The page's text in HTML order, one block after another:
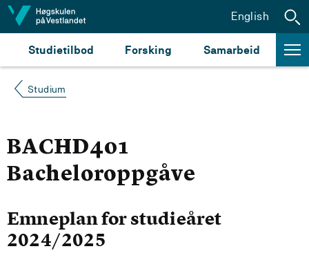
Hopp til innhald
Studietilbod Forsking Samarbeid
English
Studium
BACHD401
Bacheloroppgåve
Emneplan for studieåret
2024/2025